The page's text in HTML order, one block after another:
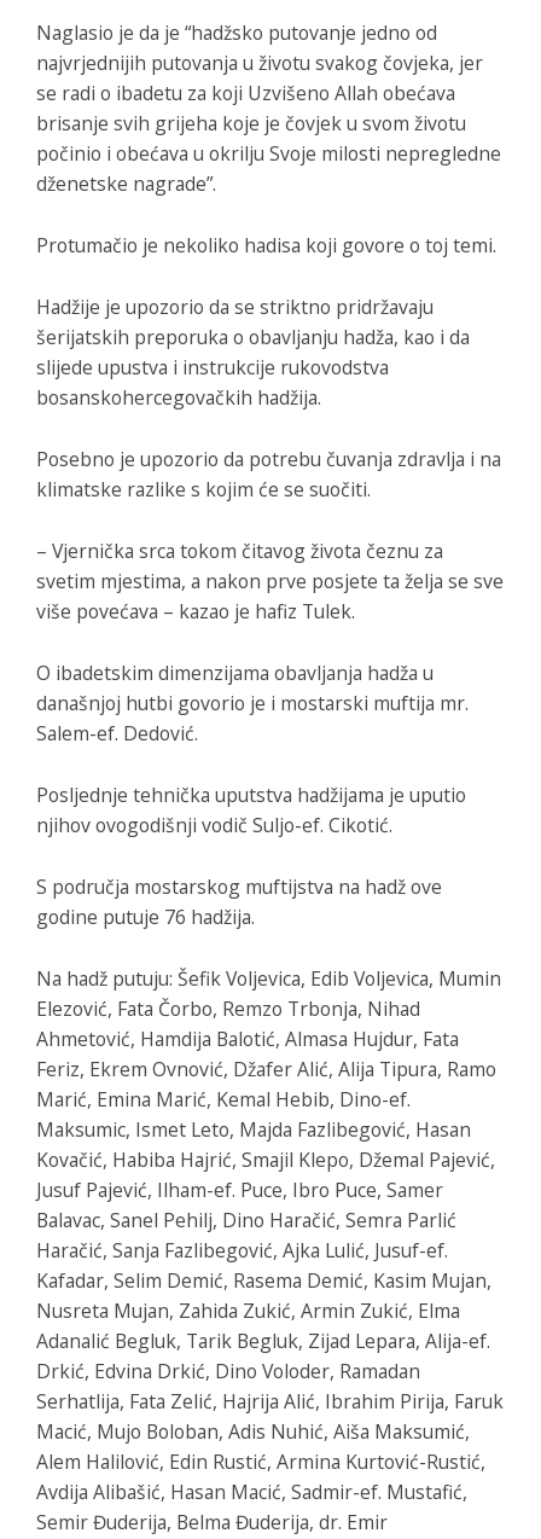
Naglasio je da je “hadžsko putovanje jedno od
najvrjednijih putovanja u životu svakog čovjeka, jer
se radi o ibadetu za koji Uzvišeno Allah obećava
brisanje svih grijeha koje je čovjek u svom životu
počinio i obećava u okrilju Svoje milosti nepregledne
dženetske nagrade”.
Protumačio je nekoliko hadisa koji govore o toj temi.
Hadžije je upozorio da se striktno pridržavaju
šerijatskih preporuka o obavljanju hadža, kao i da
slijede upustva i instrukcije rukovodstva
bosanskohercegovačkih hadžija.
Posebno je upozorio da potrebu čuvanja zdravlja i na
klimatske razlike s kojim će se suočiti.
– Vjernička srca tokom čitavog života čeznu za
svetim mjestima, a nakon prve posjete ta želja se sve
više povećava – kazao je hafiz Tulek.
O ibadetskim dimenzijama obavljanja hadža u
današnjoj hutbi govorio je i mostarski muftija mr.
Salem-ef. Dedović.
Posljednje tehnička uputstva hadžijama je uputio
njihov ovogodišnji vodič Suljo-ef. Cikotić.
S područja mostarskog muftijstva na hadž ove
godine putuje 76 hadžija.
Na hadž putuju: Šefik Voljevica, Edib Voljevica, Mumin
Elezović, Fata Čorbo, Remzo Trbonja, Nihad
Ahmetović, Hamdija Balotić, Almasa Hujdur, Fata
Feriz, Ekrem Ovnović, Džafer Alić, Alija Tipura, Ramo
Marić, Emina Marić, Kemal Hebib, Dino-ef.
Maksumic, Ismet Leto, Majda Fazlibegović, Hasan
Kovačić, Habiba Hajrić, Smajil Klepo, Džemal Pajević,
Jusuf Pajević, Ilham-ef. Puce, Ibro Puce, Samer
Balavac, Sanel Pehilj, Dino Haračić, Semra Parlić
Haračić, Sanja Fazlibegović, Ajka Lulić, Jusuf-ef.
Kafadar, Selim Demić, Rasema Demić, Kasim Mujan,
Nusreta Mujan, Zahida Zukić, Armin Zukić, Elma
Adanalić Begluk, Tarik Begluk, Zijad Lepara, Alija-ef.
Drkić, Edvina Drkić, Dino Voloder, Ramadan
Serhatlija, Fata Zelić, Hajrija Alić, Ibrahim Pirija, Faruk
Macić, Mujo Boloban, Adis Nuhić, Aiša Maksumić,
Alem Halilović, Edin Rustić, Armina Kurtović-Rustić,
Avdija Alibašić, Hasan Macić, Sadmir-ef. Mustafić,
Semir Đuderija, Belma Đuderija, dr. Emir